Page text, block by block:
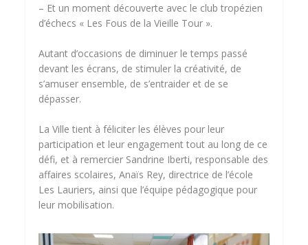
– Et un moment découverte avec le club tropézien
d’échecs « Les Fous de la Vieille Tour ».
Autant d’occasions de diminuer le temps passé
devant les écrans, de stimuler la créativité, de
s’amuser ensemble, de s’entraider et de se
dépasser.
La Ville tient à féliciter les élèves pour leur
participation et leur engagement tout au long de ce
défi, et à remercier Sandrine Iberti, responsable des
affaires scolaires, Anaïs Rey, directrice de l’école
Les Lauriers, ainsi que l’équipe pédagogique pour
leur mobilisation.